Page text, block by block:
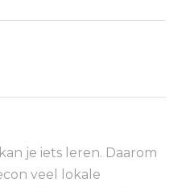
je iets leren. Daarom
veel lokale